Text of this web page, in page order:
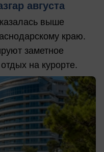
августа
выше
краю.
заметное
на курорте.